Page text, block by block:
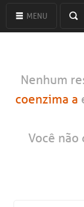
MENU
Nenhum
coenzima a
Você não